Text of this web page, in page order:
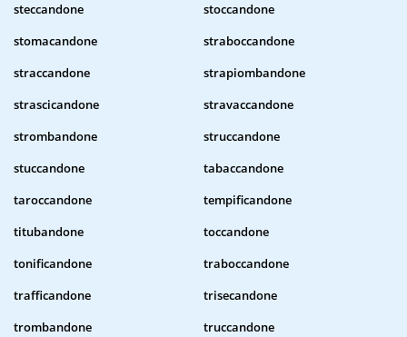
steccandone
stoccandone
stomacandone
straboccandone
straccandone
strapiombandone
strascicandone
stravaccandone
strombandone
struccandone
stuccandone
tabaccandone
taroccandone
tempificandone
titubandone
toccandone
tonificandone
traboccandone
trafficandone
trisecandone
trombandone
truccandone